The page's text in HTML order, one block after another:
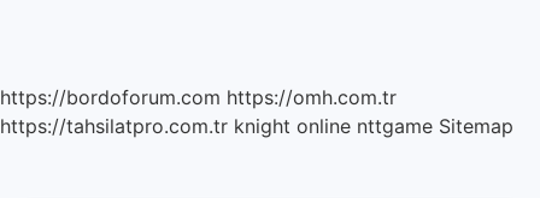
https://bordoforum.com https://omh.com.tr
https://tahsilatpro.com.tr knight online nttgame Sitemap